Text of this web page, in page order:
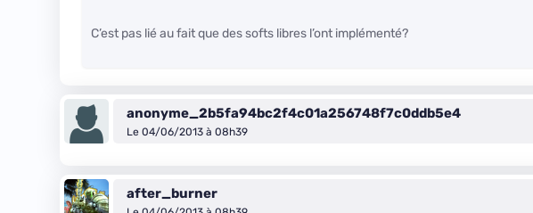
C’est pas lié au fait que des softs libres l’ont implémenté?
anonyme_2b5fa94bc2f4c01a256748f7c0ddb5e4
Le 04/06/2013 à 08h39
after_burner